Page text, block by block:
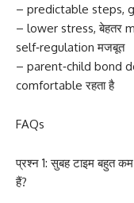
– predictable steps,
– lower stress, बेहतर
self‑regulation मजबूत
– parent‑child bond
comfortable रहता है
FAQs
प्रश्न 1: सुबह टाइम बहुत
हैं?